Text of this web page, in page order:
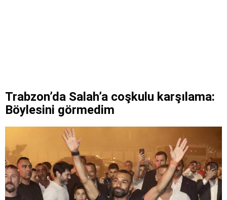
Trabzon’da Salah’a coşkulu karşılama:
Böylesini görmedim